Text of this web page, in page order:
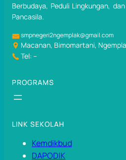
Berbudaya, Peduli Lingkungan,
Pancasila.
smpnegeri2ngemplak@gmail.com
Macanan, Bimomartani,
Tel: –
PROGRAMS
LINK SEKOLAH
Kemdikbud
DAPODIK